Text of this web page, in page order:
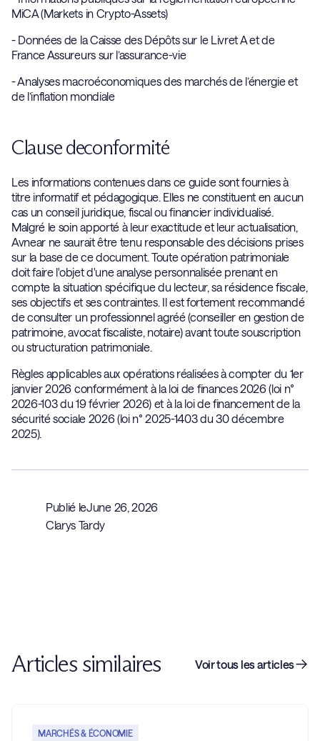
MiCA (Markets in Crypto-Assets)
- Données de la Caisse des Dépôts sur le Livret A et de
France Assureurs sur l’assurance-vie
- Analyses macroéconomiques des marchés de l’énergie et
de l’inflation mondiale
Clause deconformité
Les informations contenues dans ce guide sont fournies à
titre informatif et pédagogique. Elles ne constituent en aucun
cas un conseil juridique, fiscal ou financier individualisé.
Malgré le soin apporté à leur exactitude et leur actualisation,
Avnear ne saurait être tenu responsable des décisions prises
sur la base de ce document. Toute opération patrimoniale
doit faire l'objet d'une analyse personnalisée prenant en
compte la situation spécifique du lecteur, sa résidence fiscale,
ses objectifs et ses contraintes. Il est fortement recommandé
de consulter un professionnel agréé (conseiller en gestion de
patrimoine, avocat fiscaliste, notaire) avant toute souscription
ou structuration patrimoniale.
Règles applicables aux opérations réalisées à compter du 1er
janvier 2026 conformément à la loi de finances 2026 (loi n°
2026-103 du 19 février 2026) et à la loi de financement de la
sécurité sociale 2026 (loi n° 2025-1403 du 30 décembre
2025).
Publié leJune 26, 2026
Clarys Tardy
Articles similaires Voir tous les articles
MARCHÉS & ÉCONOMIE